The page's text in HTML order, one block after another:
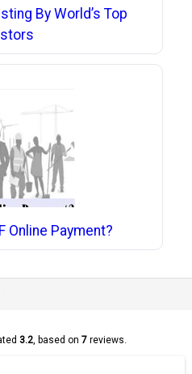
By World’s Top
Online Payment?
3.2, based on 7reviews.